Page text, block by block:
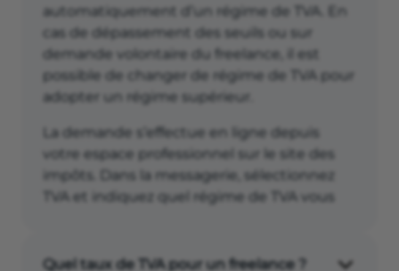
automatiquement d’un régime de TVA. En
cas de dépassement des seuils ou sur
demande volontaire du freelance, il est
possible de changer de régime de TVA pour
adopter un régime supérieur.
La demande s’effectue en ligne depuis
votre espace professionnel sur le site des
impôts. Dans la messagerie, sélectionnez
TVA et indiquez quel régime de TVA vous
Quel taux de TVA pour un freelance ?